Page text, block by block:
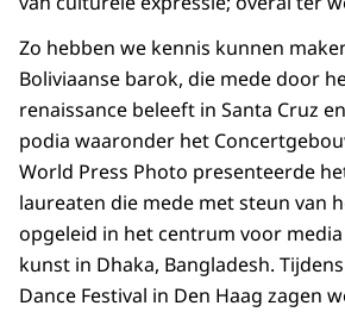
Zo hebben we kennis kunnen
Boliviaanse barok, die mede door
renaissance beleeft in Santa Cruz
podia waaronder het
World Press Photo presenteerde
laureaten die mede met steun van
opgeleid in het centrum voor
kunst in Dhaka, Bangladesh.
Dance Festival in Den Haag zagen